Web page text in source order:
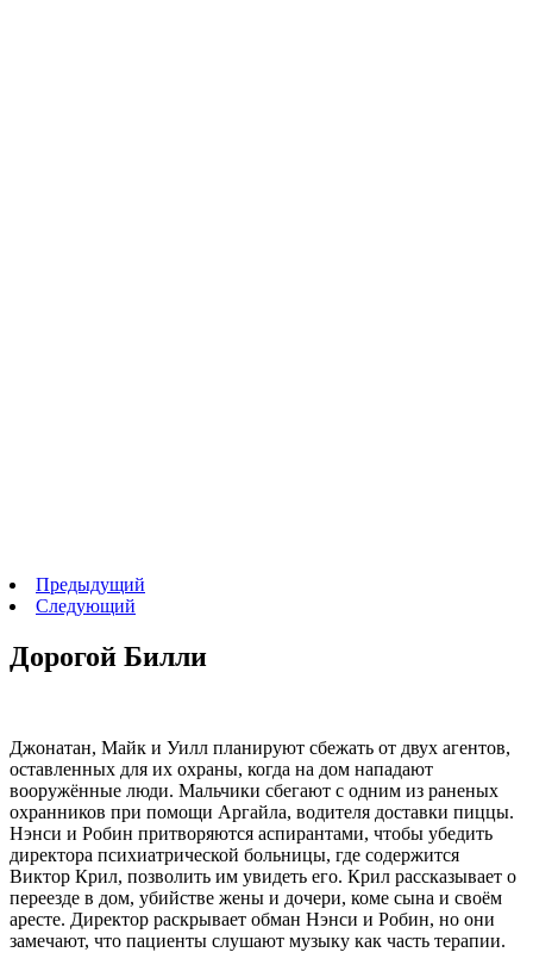
Предыдущий
Следующий
Дорогой Билли
Джонатан, Майк и Уилл планируют сбежать от двух агентов,
оставленных для их охраны, когда на дом нападают
вооружённые люди. Мальчики сбегают с одним из раненых
охранников при помощи Аргайла, водителя доставки пиццы.
Нэнси и Робин притворяются аспирантами, чтобы убедить
директора психиатрической больницы, где содержится
Виктор Крил, позволить им увидеть его. Крил рассказывает о
переезде в дом, убийстве жены и дочери, коме сына и своём
аресте. Директор раскрывает обман Нэнси и Робин, но они
замечают, что пациенты слушают музыку как часть терапии.